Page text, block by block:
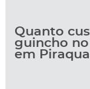
Quanto
guincho
em